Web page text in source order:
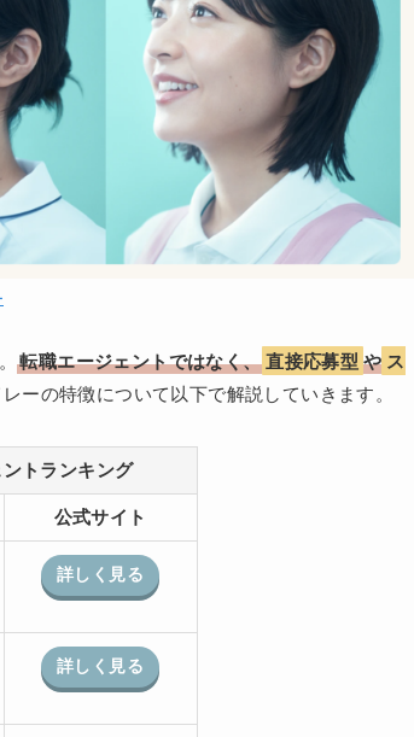
転職エージェントではなく、 直接応募型 や ス
ーの特徴について以下で解説していきます。
トランキング
公式サイト
詳しく見る
詳しく見る